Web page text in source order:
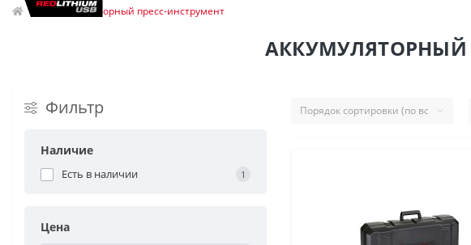
Аккумуляторный пресс-инструмент
АККУМУЛЯТОРНЫЙ
Фильтр
Наличие
Есть в наличии 1
Цена